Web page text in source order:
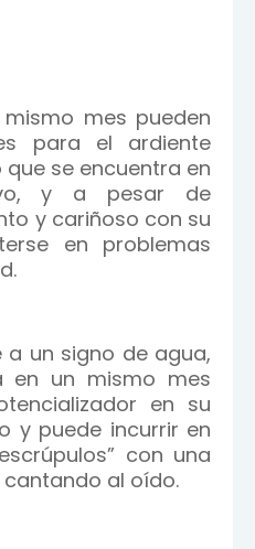
mes pueden
para el ardiente
se encuentra en
y a pesar de
y cariñoso con su
en problemas
un signo de agua,
en un mismo mes
en su
y puede incurrir en
con una
al oído.